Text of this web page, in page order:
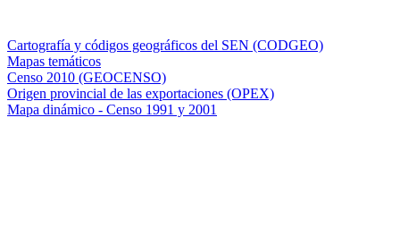
Cartografía y códigos geográficos del SEN (CODGEO)
Mapas temáticos
Censo 2010 (GEOCENSO)
Origen provincial de las exportaciones (OPEX)
Mapa dinámico - Censo 1991 y 2001